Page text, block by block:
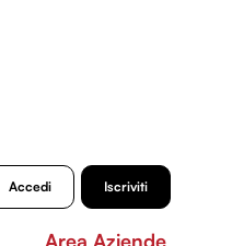
Accedi Iscriviti
Area Aziende